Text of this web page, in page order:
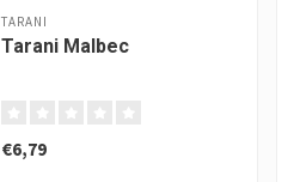
TARANI
Tarani Malbec
€6,79